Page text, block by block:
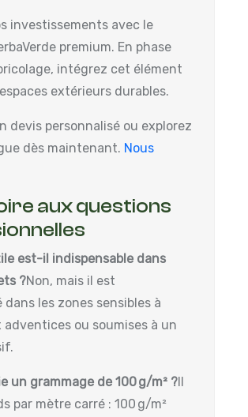
investissements avec le
premium. En phase
intégrez cet élément
extérieurs durables.
devis personnalisé ou explorez
dès maintenant. Nous
aux questions
est-il indispensable dans
?Non, mais il est
dans les zones sensibles à
adventices ou soumises à un
un grammage de 100 g/m² ?Il
par mètre carré : 100 g/m²